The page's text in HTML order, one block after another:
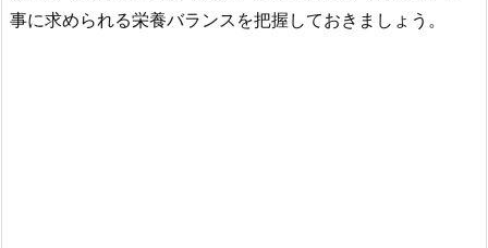
事に求められる栄養バランスを把握しておきましょう。